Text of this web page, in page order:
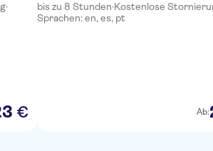
·
€
bis zu 8 Stunden·Kostenlose
Sprachen: en, es, pt
Ab: